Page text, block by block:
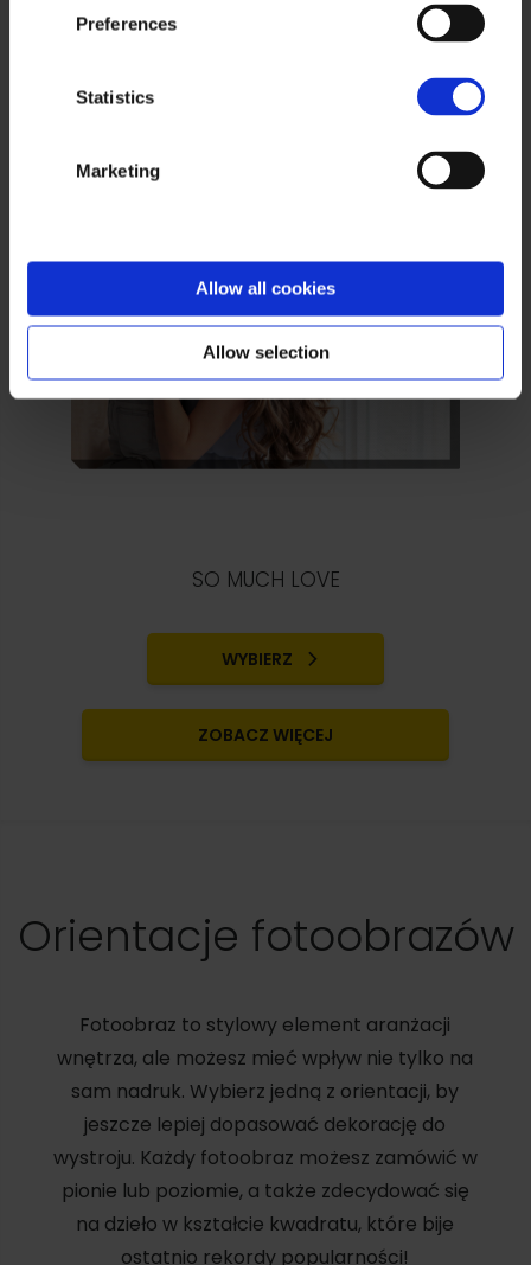
Preferences
Statistics
Marketing
Allow all cookies
Allow selection
SO MUCH LOVE
WYBIERZ
ZOBACZ WIĘCEJ
Orientacje fotoobrazów
Fotoobraz to stylowy element aranżacji
wnętrza, ale możesz mieć wpływ nie tylko na
sam nadruk. Wybierz jedną z orientacji, by
jeszcze lepiej dopasować dekorację do
wystroju. Każdy fotoobraz możesz zamówić w
pionie lub poziomie, a także zdecydować się
na dzieło w kształcie kwadratu, które bije
ostatnio rekordy popularności!